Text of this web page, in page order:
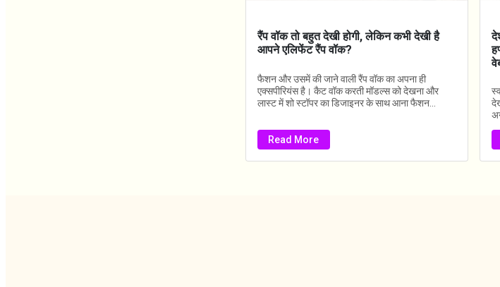
रैंप वॉक तो बहुत देखी होगी, लेकिन कभी देखी है
आपने एलिफेंट रैंप वॉक?
फैशन और उसमें की जाने वाली रैंप वॉक का अपना ही
एक्सपीरियंस है। कैट वॉक करती मॉडल्स को देखना और
लास्ट में शो स्टॉपर का डिजाइनर के साथ आना फैशन...
Read More